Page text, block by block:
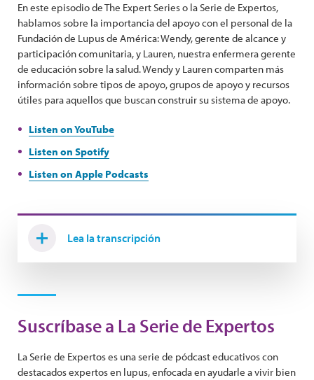
En este episodio de The Expert Series o la Serie de Expertos,
hablamos sobre la importancia del apoyo con el personal de la
Fundación de Lupus de América: Wendy, gerente de alcance y
participación comunitaria, y Lauren, nuestra enfermera gerente
de educación sobre la salud. Wendy y Lauren comparten más
información sobre tipos de apoyo, grupos de apoyo y recursos
útiles para aquellos que buscan construir su sistema de apoyo.
Listen on YouTube
Listen on Spotify
Listen on Apple Podcasts
Lea la transcripción
Suscríbase a La Serie de Expertos
La Serie de Expertos es una serie de pódcast educativos con
destacados expertos en lupus, enfocada en ayudarle a vivir bien